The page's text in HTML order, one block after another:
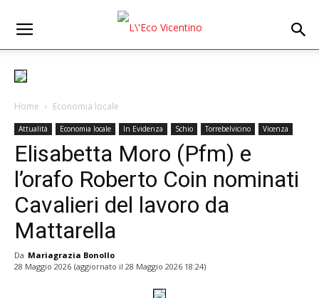
Home Economia locale
Attualità Economia locale In Evidenza Schio Torrebelvicino Vicenza
Elisabetta Moro (Pfm) e
l’orafo Roberto Coin nominati
Cavalieri del lavoro da
Mattarella
Da Mariagrazia Bonollo
28 Maggio 2026 (aggiornato il 28 Maggio 2026 18:24)